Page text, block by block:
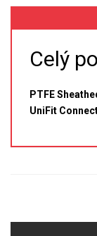
XRF
FÓLIE XRF
Celý
PTFE
UniFit